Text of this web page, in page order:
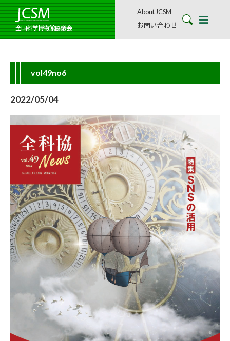
全国科学博物館協議会
About JCSM
お問い合わせ
vol49no6
2022/05/04